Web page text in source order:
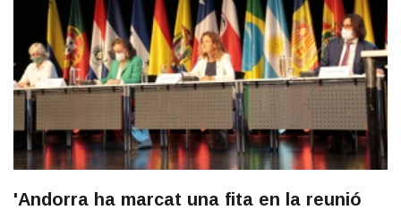
'Andorra ha marcat una fita en la reunió